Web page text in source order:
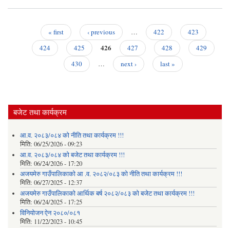
« first ‹ previous … 422
423
424
425 426 427 428
429
430
… next › last »
बजेट तथा कार्यक्रम
आ.व. २०८३/०८४ को नीति तथा कार्यक्रम !!!
मिति: 06/25/2026 - 09:23
आ.व. २०८३/०८४ को बजेट तथा कार्यक्रम !!!
मिति: 06/24/2026 - 17:20
अजयमेरु गाउँपालिकाको आ .व. २०८२/०८३ को नीति तथा कार्यक्रम !!!
मिति: 06/27/2025 - 12:37
अजयमेरु गाउँपालिकाको आर्थिक बर्ष २०८२/०८३ को बजेट तथा कार्यक्रम !!!
मिति: 06/24/2025 - 17:25
विनियोजन ऐन २०८०/०८१
मिति: 11/22/2023 - 10:45